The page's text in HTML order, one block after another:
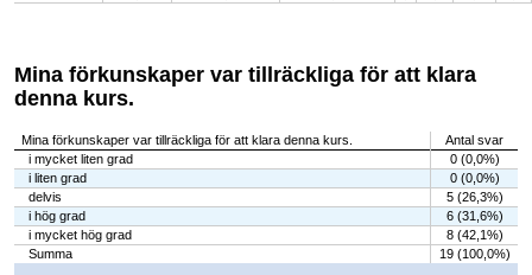
Mina förkunskaper var tillräckliga för att klara
denna kurs.
Mina förkunskaper var tillräckliga för att klara denna kurs.
Antal svar
i mycket liten grad
0 (0,0%)
i liten grad
0 (0,0%)
delvis
5 (26,3%)
i hög grad
6 (31,6%)
i mycket hög grad
8 (42,1%)
Summa
19 (100,0%)
Chart